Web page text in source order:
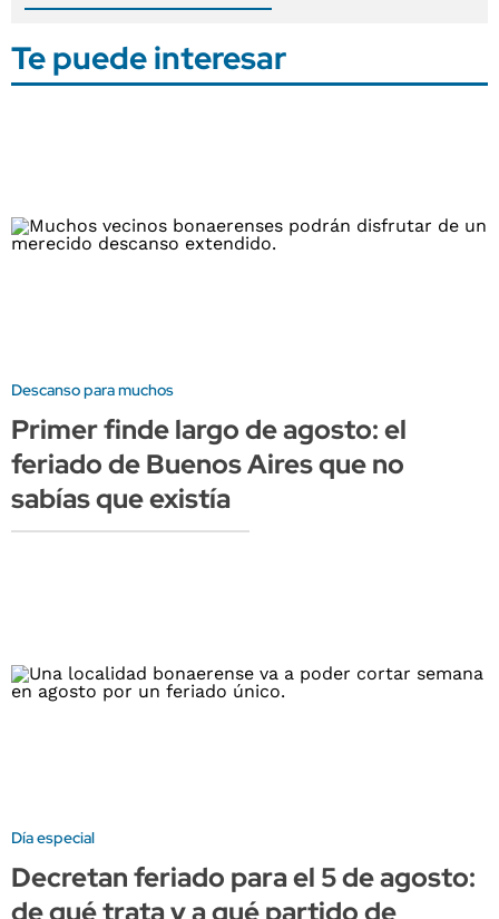
Te puede interesar
Descanso para muchos
Primer finde largo de agosto: el
feriado de Buenos Aires que no
sabías que existía
Día especial
Decretan feriado para el 5 de agosto:
de qué trata y a qué partido de